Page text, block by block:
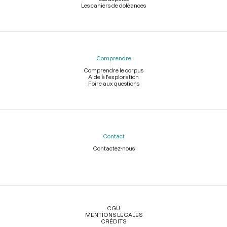
Les cahiers de doléances
Comprendre
Comprendre le corpus
Aide à l'exploration
Foire aux questions
Contact
Contactez-nous
Légal
CGU
MENTIONS LÉGALES
CRÉDITS